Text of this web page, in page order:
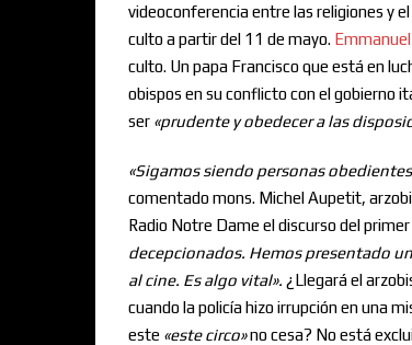
videoconferencia entre las religiones y
culto a partir del 11 de mayo.
culto. Un papa Francisco que está en
obispos en su conflicto con el gobierno
ser «prudente y obedecer a las
«Sigamos siendo personas
comentado mons. Michel Aupetit,
Radio Notre Dame el discurso del
decepcionados. Hemos presentado
al cine. Es algo vital». ¿Llegará el
cuando la policía hizo irrupción en una
este «este circo»no cesa? No está